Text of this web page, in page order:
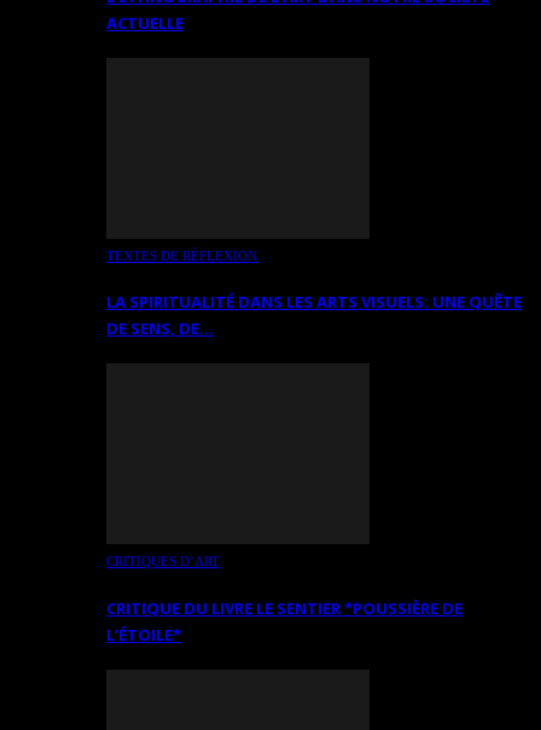
ACTUELLE
TEXTES DE RÉFLEXION
LA SPIRITUALITÉ DANS LES ARTS VISUELS: UNE QUÊTE
DE SENS, DE…
CRITIQUES D’ART
CRITIQUE DU LIVRE LE SENTIER *POUSSIÈRE DE
L’ÉTOILE*